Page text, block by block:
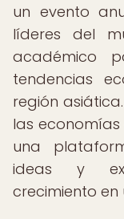
un evento
líderes del
académico
tendencias
región
las
una
ideas y
crecimiento